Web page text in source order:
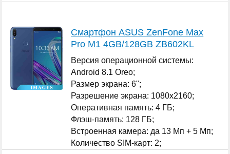
Смартфон ASUS ZenFone Max
Pro M1 4GB/128GB ZB602KL
Версия операционной системы:
Android 8.1 Oreo;
Размер экрана: 6";
Разрешение экрана: 1080x2160;
Оперативная память: 4 ГБ;
Флэш-память: 128 ГБ;
Встроенная камера: да 13 Мп + 5 Мп;
Количество SIM-карт: 2;